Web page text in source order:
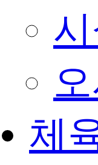
체